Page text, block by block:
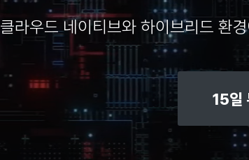
클라우드 네이티브와 하이브리드 환
15일